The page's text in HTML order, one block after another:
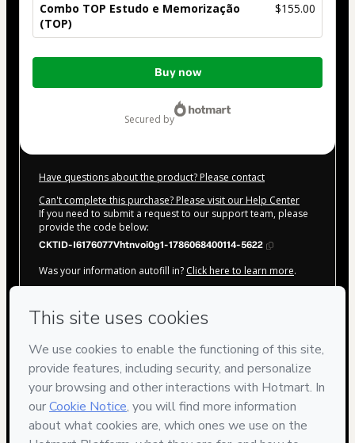
Combo TOP Estudo e Memorização
(TOP)
$155.00
Total
Buy now
secured by
Have questions about the product? Please contact
Can't complete this purchase? Please visit our Help Center
If you need to submit a request to our support team, please
provide the code below:
CKTID-I6176077Vhtnvoi0g1-1786068400114-5622
Was your information autofill in? Click here to learn more.
Academyand has no responsibility for the content and/or
Policyandother company policiesand (iii) am of legal age or
authorized and accompanied by a legal guardian.
Learn more about your purchasehere.
Hotmart © 2026- All rights reserved
2026-08-07T02:06:42.320Z REF.